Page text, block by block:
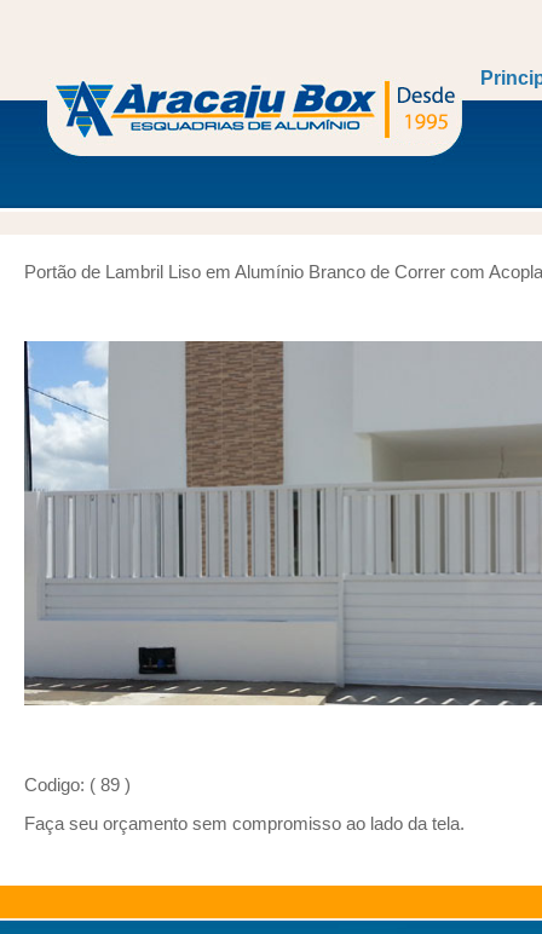
Portão de Lambril Liso em Alumínio Branco de Correr com
Codigo: ( 89 )
Faça seu orçamento sem compromisso ao lado da tela.